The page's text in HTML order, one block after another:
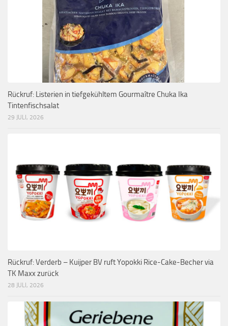
Rückruf: Listerien in tiefgekühltem Gourmaître Chuka Ika
Tintenfischsalat
29 JULI, 2026
Rückruf: Verderb – Kuijper BV ruft Yopokki Rice-Cake-Becher via
TK Maxx zurück
28 JULI, 2026